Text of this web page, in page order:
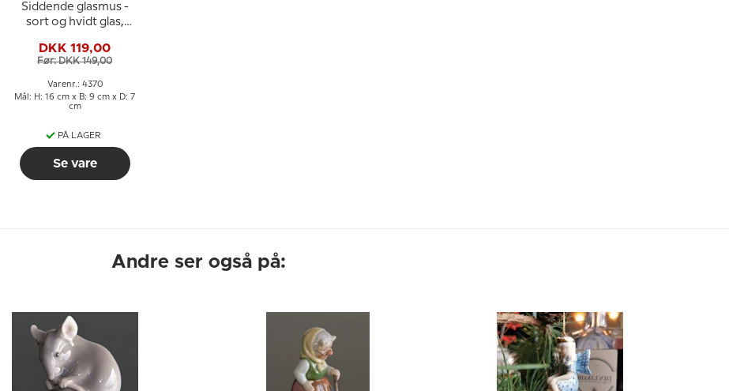
Siddende glasmus -
sort og hvidt glas,
DKK 119,00
Før: DKK 149,00
Varenr.: 4370
Mål: H: 16 cm x B: 9 cm x D: 7
cm
PÅ LAGER
Se vare
Andre ser også på: